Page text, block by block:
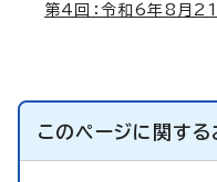
第4回：令和6年8月21
このページに関する